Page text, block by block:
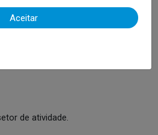
de atividade.
Aceitar